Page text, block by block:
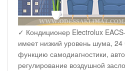
✓ Кондиционер Electrolux
имеет низкий уровень шума, 24
функцию самодиагностики,
регулирование воздушной